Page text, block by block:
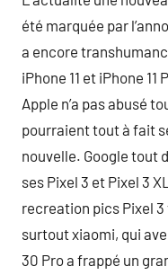
été marquée par
a encore
iPhone 11 et iPhone
Apple n’a pas abusé
pourraient tout à fait
nouvelle. Google tout
ses Pixel 3 et Pixel 3
recreation pics Pixel 3
surtout xiaomi, qui
30 Pro a frappé un